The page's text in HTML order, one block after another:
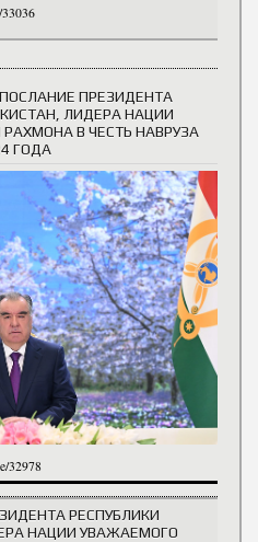
ПРЕЗИДЕНТА
ЛИДЕРА НАЦИИ
В ЧЕСТЬ НАВРУЗА
ГОДА
32978
РЕСПУБЛИКИ
НАЦИИ УВАЖАЕМОГО